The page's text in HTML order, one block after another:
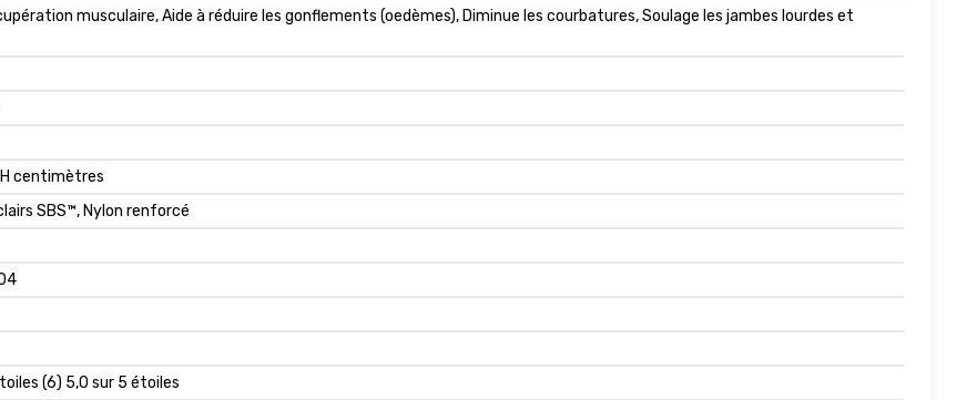
musculaire, Aide à réduire les gonflements (oedèmes), Diminue les courbatures, Soulage les jambes lourdes et
centimètres
SBS™, Nylon renforcé
(6) 5,0 sur 5 étoiles